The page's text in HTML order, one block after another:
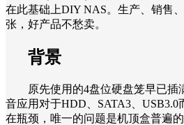
在此基础上DIY NAS。生产、销售
张，好产品不愁卖。
背景
原先使用的4盘位硬盘笼早已插
音应用对于HDD、SATA3、
在瓶颈，唯一的问题是机顶盒普遍